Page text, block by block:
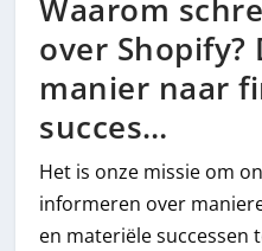
Waarom
over Shopify?
manier naar
succes…
Het is onze missie om
informeren over
en materiële successen